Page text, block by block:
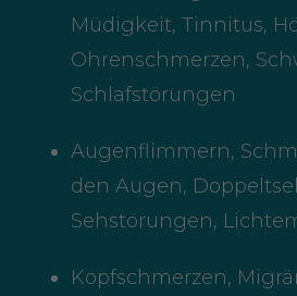
Müdigkeit, Tinnitus,
Ohrenschmerzen,
Schlafstörungen
Augenflimmern,
den Augen,
Sehstörungen,
Kopfschmerzen,